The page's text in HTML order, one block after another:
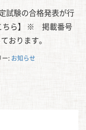
試験の合格発表が行
ちら】 ※ 掲載番号
おります。
ー: お知らせ